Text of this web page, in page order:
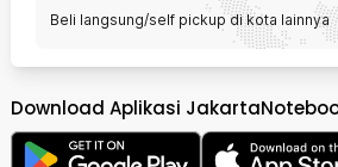
Beli langsung/self pickup di kota lainnya
Download Aplikasi